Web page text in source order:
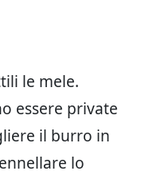
le mele.
essere private
il burro in
lo